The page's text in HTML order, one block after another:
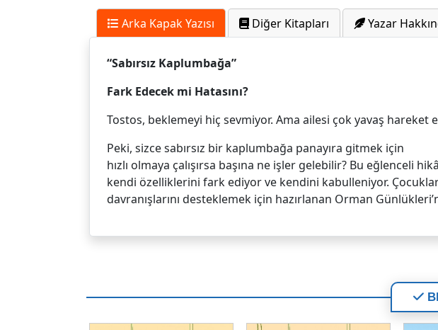
Arka Kapak Yazısı Diğer Kitapları Yazar
“Sabırsız Kaplumbağa”
Fark Edecek mi Hatasını?
Tostos, beklemeyi hiç sevmiyor. Ama ailesi çok yavaş hareket
Peki, sizce sabırsız bir kaplumbağa panayıra gitmek için
hızlı olmaya çalışırsa başına ne işler gelebilir? Bu eğlenceli
kendi özelliklerini fark ediyor ve kendini kabulleniyor.
davranışlarını desteklemek için hazırlanan Orman